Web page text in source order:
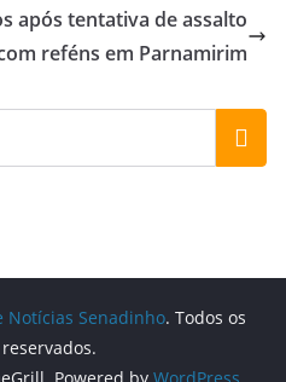
após tentativa de assalto
reféns em Parnamirim
Notícias Senadinho. Todos os